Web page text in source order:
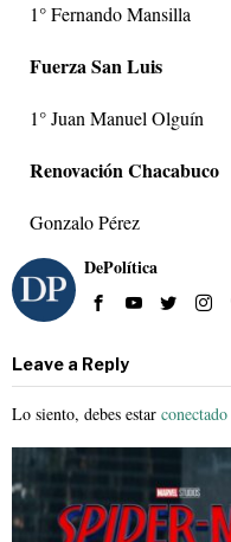
1° Fernando Mansilla
Fuerza San Luis
1° Juan Manuel Olguín
Renovación Chacabuco
Gonzalo Pérez
DePolítica
Leave a Reply
Lo siento, debes estar conectado